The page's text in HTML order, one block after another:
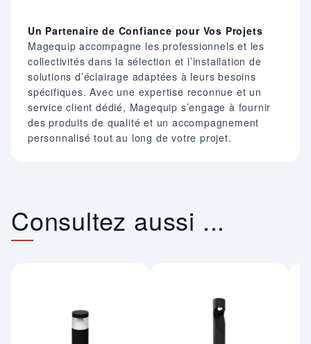
Un Partenaire de Confiance pour Vos Projets
Magequip accompagne les professionnels et les
collectivités dans la sélection et l’installation de
solutions d’éclairage adaptées à leurs besoins
spécifiques. Avec une expertise reconnue et un
service client dédié, Magequip s’engage à fournir
des produits de qualité et un accompagnement
personnalisé tout au long de votre projet.
Consultez aussi ...